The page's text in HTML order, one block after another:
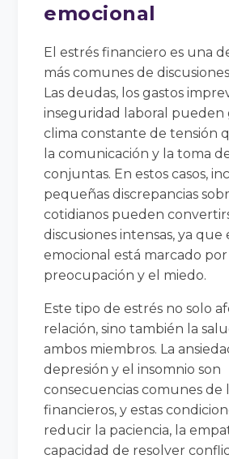
emocional
El estrés financiero es una
más comunes de
Las deudas, los gastos
inseguridad laboral pueden
clima constante de tensión
la comunicación y la toma
conjuntas. En estos casos,
pequeñas discrepancias
cotidianos pueden
discusiones intensas, ya
emocional está marcado por
preocupación y el miedo.
Este tipo de estrés no solo
relación, sino también la
ambos miembros. La
depresión y el insomnio son
consecuencias comunes de
financieros, y estas
reducir la paciencia, la
capacidad de resolver